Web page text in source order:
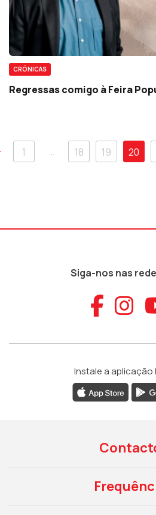
CRÓNICAS
Regressas comigo à Feira
1 … 18 19 20
Siga-nos nas
Instale a aplicação